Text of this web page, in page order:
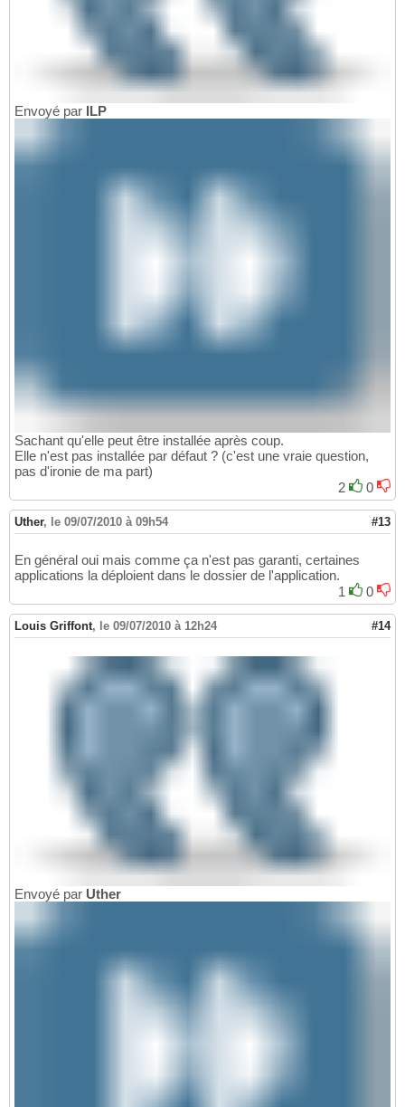
Envoyé par ILP
Sachant qu'elle peut être installée après coup.
Elle n'est pas installée par défaut ? (c'est une vraie question,
pas d'ironie de ma part)
2
0
Uther, le 09/07/2010 à 09h54 #13
En général oui mais comme ça n'est pas garanti, certaines
applications la déploient dans le dossier de l'application.
1
0
Louis Griffont, le 09/07/2010 à 12h24 #14
Envoyé par Uther